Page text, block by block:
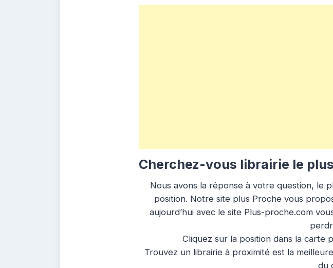
Cherchez-vous librairie le
Nous avons la réponse à votre question, le
position. Notre site plus Proche vous
aujourd’hui avec le site Plus-proche.com
Cliquez sur la position dans la carte
Trouvez un librairie à proximité est la
du